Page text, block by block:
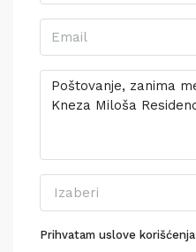
Izaberi
Prihvatam uslove korišćenja